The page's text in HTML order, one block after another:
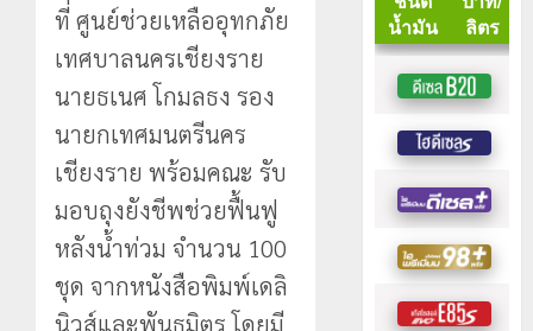
ที่ ศูนย์ช่วยเหลืออุทกภัย
เทศบาลนครเชียงราย
นายธเนศ โกมลธง รอง
นายกเทศมนตรีนคร
เชียงราย พร้อมคณะ รับ
มอบถุงยังชีพช่วยฟื้นฟู
หลังน้ำท่วม จำนวน 100
ชุด จากหนังสือพิมพ์เดลิ
นิวส์และพันธมิตร โดยมี